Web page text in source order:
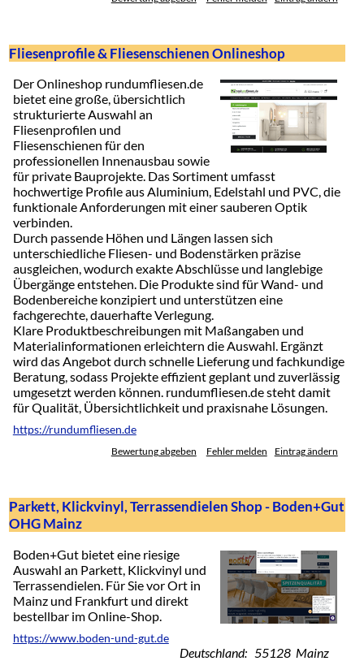
Fliesenprofile & Fliesenschienen Onlineshop
Der Onlineshop rundumfliesen.de
bietet eine große, übersichtlich
strukturierte Auswahl an
Fliesenprofilen und
Fliesenschienen für den
professionellen Innenausbau sowie
für private Bauprojekte. Das Sortiment umfasst
hochwertige Profile aus Aluminium, Edelstahl und PVC, die
funktionale Anforderungen mit einer sauberen Optik
verbinden.
Durch passende Höhen und Längen lassen sich
unterschiedliche Fliesen- und Bodenstärken präzise
ausgleichen, wodurch exakte Abschlüsse und langlebige
Übergänge entstehen. Die Produkte sind für Wand- und
Bodenbereiche konzipiert und unterstützen eine
fachgerechte, dauerhafte Verlegung.
Klare Produktbeschreibungen mit Maßangaben und
Materialinformationen erleichtern die Auswahl. Ergänzt
wird das Angebot durch schnelle Lieferung und fachkundige
Beratung, sodass Projekte effizient geplant und zuverlässig
umgesetzt werden können. rundumfliesen.de steht damit
für Qualität, Übersichtlichkeit und praxisnahe Lösungen.
https://rundumfliesen.de
Bewertung abgeben Fehler melden Eintrag ändern
Parkett, Klickvinyl, Terrassendielen Shop - Boden+Gut
OHG Mainz
Boden+Gut bietet eine riesige
Auswahl an Parkett, Klickvinyl und
Terrassendielen. Für Sie vor Ort in
Mainz und Frankfurt und direkt
bestellbar im Online-Shop.
https://www.boden-und-gut.de
Deutschland: 55128 Mainz